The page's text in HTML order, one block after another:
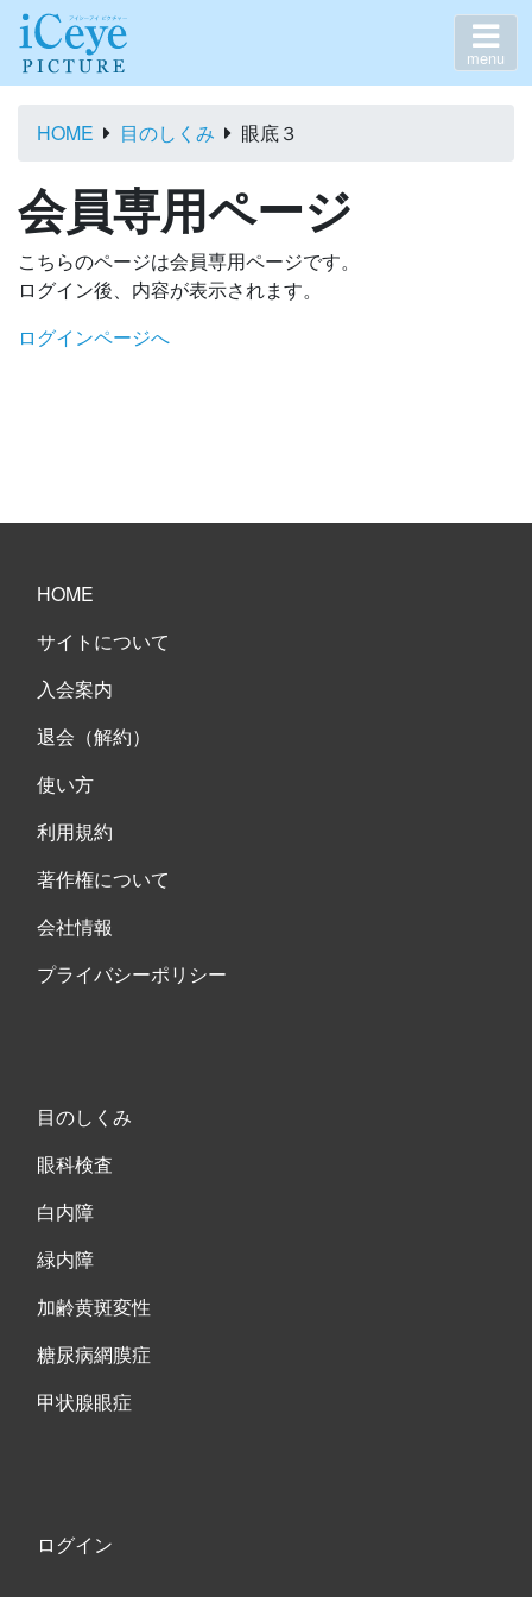
menu
HOME 目のしくみ 眼底３
会員専用ページ
こちらのページは会員専用ページです。
ログイン後、内容が表示されます。
ログインページへ
HOME
サイトについて
入会案内
退会（解約）
使い方
利用規約
著作権について
会社情報
プライバシーポリシー
目のしくみ
眼科検査
白内障
緑内障
加齢黄斑変性
糖尿病網膜症
甲状腺眼症
ログイン